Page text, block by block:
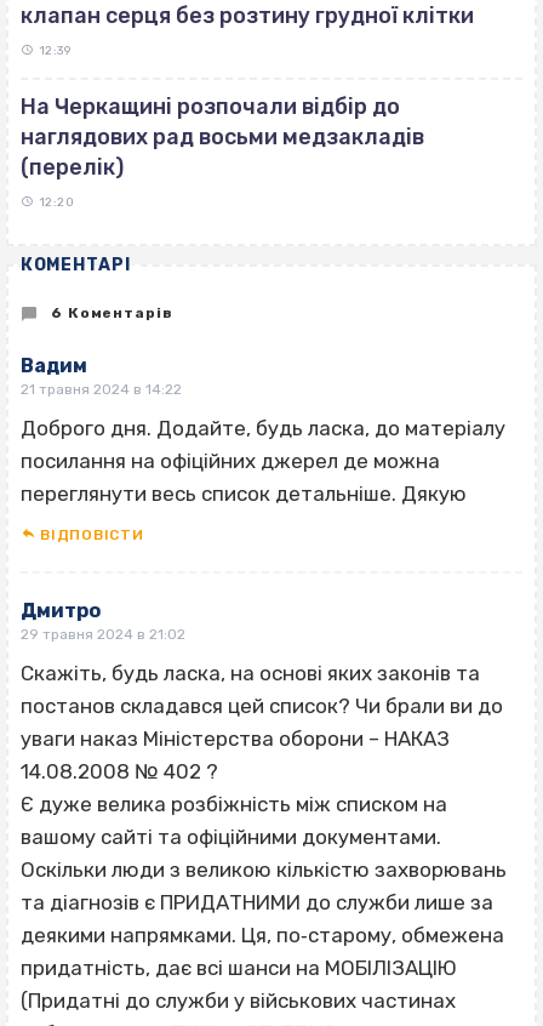
клапан серця без розтину грудної клітки
12:39
На Черкащині розпочали відбір до
наглядових рад восьми медзакладів
(перелік)
12:20
КОМЕНТАРІ
6 Коментарів
Вадим
21 травня 2024 в 14:22
Доброго дня. Додайте, будь ласка, до матеріалу
посилання на офіційних джерел де можна
переглянути весь список детальніше. Дякую
ВІДПОВІCТИ
Дмитро
29 травня 2024 в 21:02
Скажіть, будь ласка, на основі яких законів та
постанов складався цей список? Чи брали ви до
уваги наказ Міністерства оборони – НАКАЗ
14.08.2008 № 402 ?
Є дуже велика розбіжність між списком на
вашому сайті та офіційними документами.
Оскільки люди з великою кількістю захворювань
та діагнозів є ПРИДАТНИМИ до служби лише за
деякими напрямками. Ця, по‐старому, обмежена
придатність, дає всі шанси на МОБІЛІЗАЦІЮ
(Придатні до служби у військових частинах